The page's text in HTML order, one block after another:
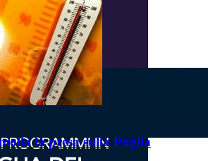
la presa sulla Puglia